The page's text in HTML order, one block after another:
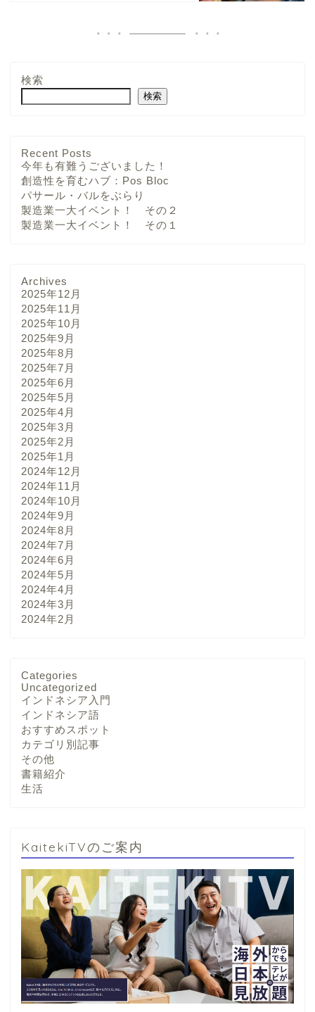
検索
検索
Recent Posts
今年も有難うございました！
創造性を育むハブ：Pos Bloc
パサール・バルをぶらり
製造業一大イベント！ その２
製造業一大イベント！ その１
Archives
2025年12月
2025年11月
2025年10月
2025年9月
2025年8月
2025年7月
2025年6月
2025年5月
2025年4月
2025年3月
2025年2月
2025年1月
2024年12月
2024年11月
2024年10月
2024年9月
2024年8月
2024年7月
2024年6月
2024年5月
2024年4月
2024年3月
2024年2月
Categories
Uncategorized
インドネシア入門
インドネシア語
おすすめスポット
カテゴリ別記事
その他
書籍紹介
生活
KaitekiTVのご案内